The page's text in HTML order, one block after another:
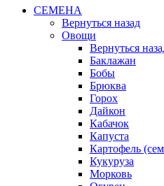
СЕМЕНА
Вернуться назад
Овощи
Вернуться
Баклажан
Бобы
Брюква
Горох
Дайкон
Кабачок
Капуста
Картофель
Кукуруза
Морковь